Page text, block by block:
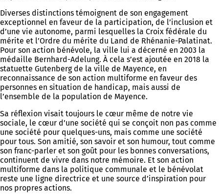
Diverses distinctions témoignent de son engagement
exceptionnel en faveur de la participation, de l’inclusion et
d’une vie autonome, parmi lesquelles la Croix fédérale du
mérite et l’Ordre du mérite du Land de Rhénanie-Palatinat.
Pour son action bénévole, la ville lui a décerné en 2003 la
médaille Bernhard-Adelung. À cela s’est ajoutée en 2018 la
statuette Gutenberg de la ville de Mayence, en
reconnaissance de son action multiforme en faveur des
personnes en situation de handicap, mais aussi de
l’ensemble de la population de Mayence.
Sa réflexion visait toujours le cœur même de notre vie
sociale, le cœur d’une société qui se conçoit non pas comme
une société pour quelques-uns, mais comme une société
pour tous. Son amitié, son savoir et son humour, tout comme
son franc-parler et son goût pour les bonnes conversations,
continuent de vivre dans notre mémoire. Et son action
multiforme dans la politique communale et le bénévolat
reste une ligne directrice et une source d’inspiration pour
nos propres actions.